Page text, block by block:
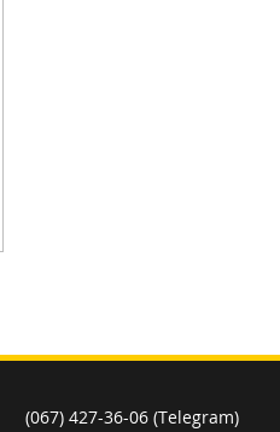
(067) 427-36-06 (Telegram)